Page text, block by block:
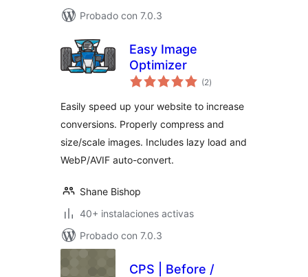
Probado con 7.0.3
Easy Image
Optimizer
(2total
de
)
Easily speed up your website to increase
conversions. Properly compress and
size/scale images. Includes lazy load and
WebP/AVIF auto-convert.
Shane Bishop
40+ instalaciones activas
Probado con 7.0.3
CPS | Before /